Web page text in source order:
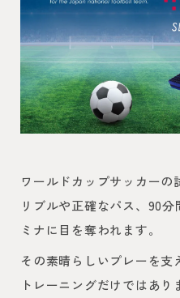
ワールドカップサッカー
リブルや正確なパス、90
ミナに目を奪われます。
その素晴らしいプレーを支
トレーニングだけではあり